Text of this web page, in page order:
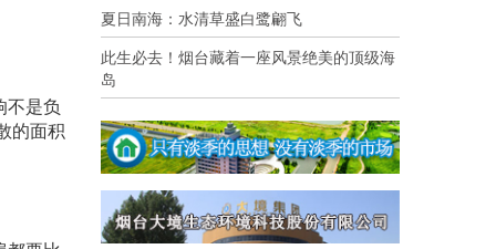
不是负
的面积
夏日南海：水清草盛白鹭翩飞
此生必去！烟台藏着一座风景绝美的顶级海
岛